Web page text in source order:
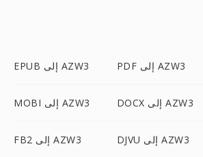
EPUB إلى AZW3 PDF إلى AZW3
MOBI إلى AZW3 DOCX إلى AZW3
FB2 إلى AZW3 DJVU إلى AZW3